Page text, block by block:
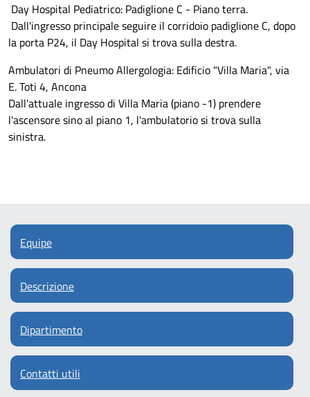
Day Hospital Pediatrico: Padiglione C - Piano terra.
Dall'ingresso principale seguire il corridoio padiglione C, dopo
la porta P24, il Day Hospital si trova sulla destra.
Ambulatori di Pneumo Allergologia: Edificio "Villa Maria", via
E. Toti 4, Ancona
Dall'attuale ingresso di Villa Maria (piano -1) prendere
l'ascensore sino al piano 1, l'ambulatorio si trova sulla
sinistra.
Equipe
Descrizione
Dipartimento
Contatti utili